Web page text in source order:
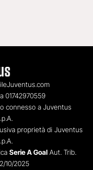
01742970559
connesso a Juventus
proprietà di Juventus
Serie A GoalAut. Trib.
10/2025